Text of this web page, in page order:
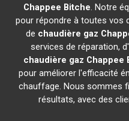
Chappee Bitche. Notre
pour répondre à toutes vos
de chaudière gaz
services de réparation,
chaudière gaz Chappee
pour améliorer l'efficacité
chauffage. Nous sommes
résultats, avec des